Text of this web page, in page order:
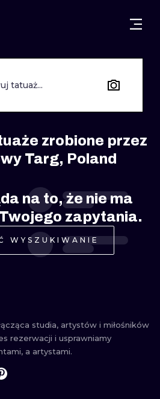
GDAŃSK
POZNAŃ
KATOWICE
ŁÓDŹ
WIEDEŃ
EDYNBURG
LONDYN
STYLE
KALIGRAFIA
NEW
TRIBAL
RYCINOWE
tatuaż...
zrobione przez
Targ, Poland
na to, że nie ma
zapytania.
WYSZUKIWANIE
studia, artystów i miłośników
rezerwacji i usprawniamy
a artystami.